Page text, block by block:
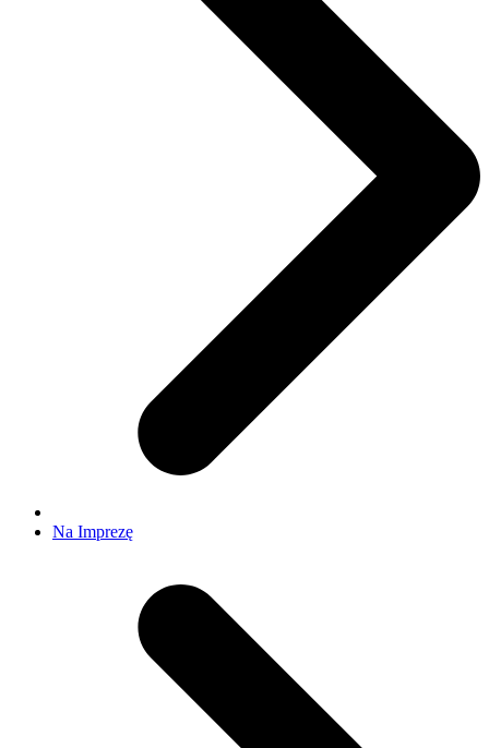
Na Imprezę